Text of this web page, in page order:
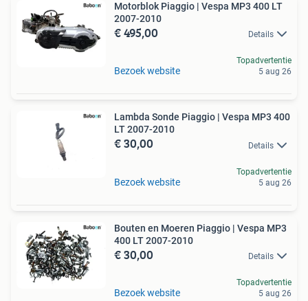
Motorblok Piaggio | Vespa MP3 400 LT
2007-2010
€ 495,00 Details
Bezoek website
Topadvertentie
5 aug 26
Lambda Sonde Piaggio | Vespa MP3 400
LT 2007-2010
€ 30,00 Details
Bezoek website
Topadvertentie
5 aug 26
Bouten en Moeren Piaggio | Vespa MP3
400 LT 2007-2010
€ 30,00 Details
Bezoek website
Topadvertentie
5 aug 26